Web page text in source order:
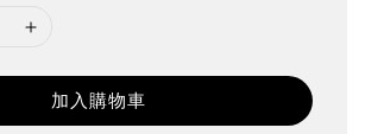
加入購物車